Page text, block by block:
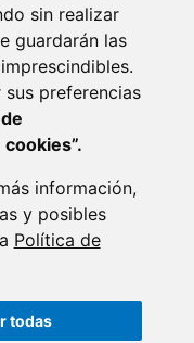
sin realizar
guardarán las
sus preferencias
información,
y posibles
Política de
todas
EXTERNO AL